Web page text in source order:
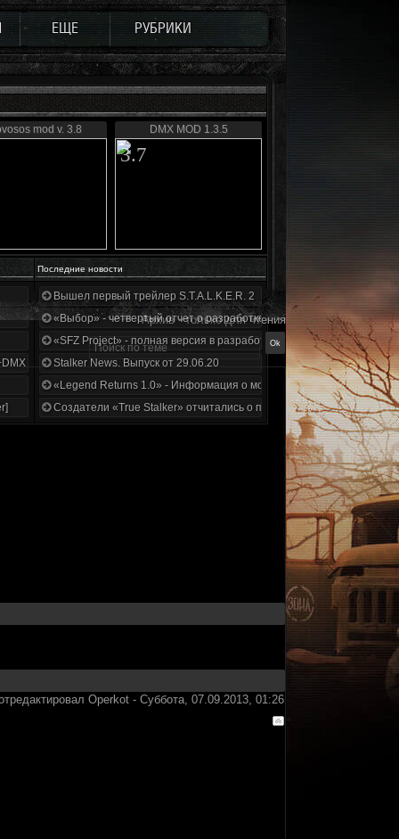
ЕЩЕ РУБРИКИ
mod v. 3.8 DMX MOD 1.3.5
3.7
Последние новости
1.3.5.ООП.МА.К.
Вышел первый трейлер S.T.A.L.K.E.R. 2
«Выбор» - четвертый отчет о разработке!
«SFZ Project» - полная версия в разработке!
Stalker News. Выпуск от 29.06.20
«Legend Returns 1.0» - Информация о моде за июнь 2020
Создатели «True Stalker» отчитались о проделанной работе
Архив - только для чтения
Operkot - Суббота, 07.09.2013, 01:26